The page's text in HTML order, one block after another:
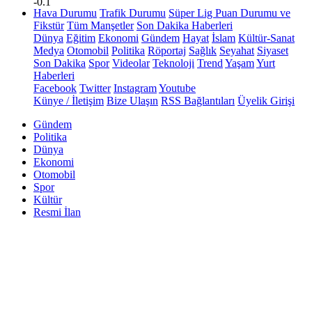
Hava Durumu Trafik Durumu Süper Lig Puan Durumu ve
Fikstür Tüm Manşetler Son Dakika Haberleri
Dünya Eğitim Ekonomi Gündem Hayat İslam Kültür-Sanat
Medya Otomobil Politika Röportaj Sağlık Seyahat Siyaset
Son Dakika Spor Videolar Teknoloji Trend YaşamYurt
Haberleri
Facebook Twitter InstagramYoutube
Künye / İletişim Bize Ulaşın RSS Bağlantıları Üyelik Girişi
Gündem
Politika
Dünya
Ekonomi
Otomobil
Spor
Kültür
Resmi İlan